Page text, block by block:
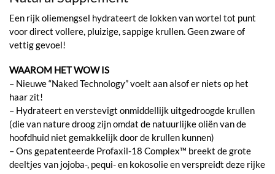
Een rijk oliemengsel hydrateert de lokken van wortel tot punt
voor direct vollere, pluizige, sappige krullen. Geen zware of
vettig gevoel!
WAAROM HET WOW IS
– Nieuwe “Naked Technology” voelt aan alsof er niets op het
haar zit!
– Hydrateert en verstevigt onmiddellijk uitgedroogde krullen
(die van nature droog zijn omdat de natuurlijke oliën van de
hoofdhuid niet gemakkelijk door de krullen kunnen)
– Ons gepatenteerde Profaxil-18 Complex™ breekt de grote
deeltjes van jojoba-, pequi- en kokosolie en verspreidt deze rijke